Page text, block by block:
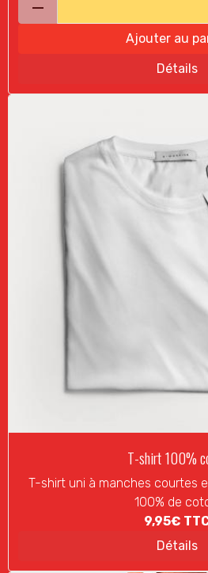
Ajouter au
Détails
T-shirt 100%
T-shirt uni à manches courtes
100% de
9,95€
Détails